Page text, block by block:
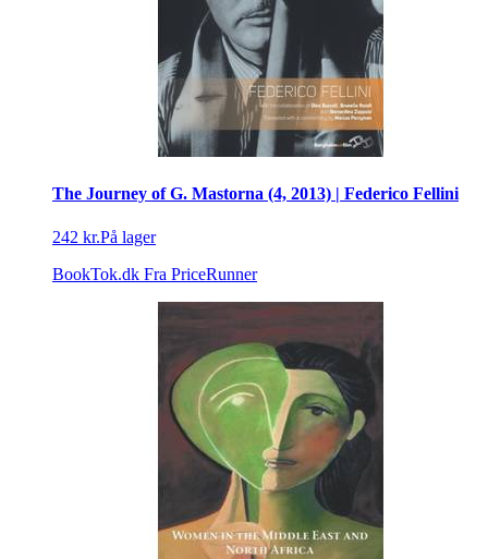
The Journey of G. Mastorna (4, 2013) | Federico Fellini
242 kr.På lager
BookTok.dk Fra PriceRunner